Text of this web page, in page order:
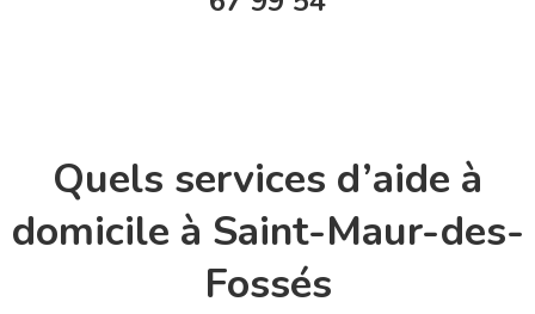
Quels services d’aide à
domicile à Saint-Maur-des-
Fossés